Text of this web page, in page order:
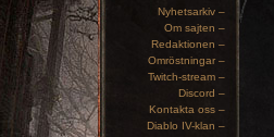
Nyhetsarkiv –
Om sajten –
Redaktionen –
Omröstningar –
Twitch-stream –
Discord –
Kontakta oss –
Diablo IV-klan –